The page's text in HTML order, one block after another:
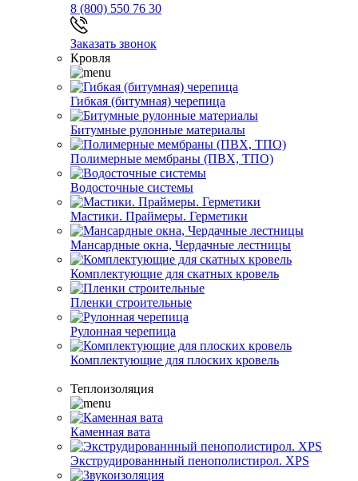
8 (800) 550 76 30
Заказать звонок
Кровля
Гибкая (битумная) черепица
Битумные рулонные материалы
Полимерные мембраны (ПВХ, ТПО)
Водосточные системы
Мастики. Праймеры. Герметики
Мансардные окна, Чердачные лестницы
Комплектующие для скатных кровель
Пленки строительные
Рулонная черепица
Комплектующие для плоских кровель
Теплоизоляция
Каменная вата
Экструдированнный пенополистирол. XPS